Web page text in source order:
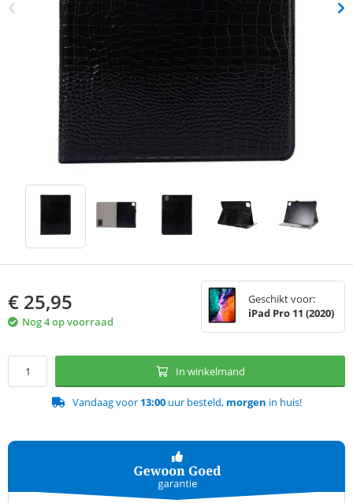
€ 25,95
Nog 4 op voorraad
Geschikt voor:
iPad Pro 11 (2020)
In winkelmand
Vandaag voor 13:00uur besteld, morgen in huis!